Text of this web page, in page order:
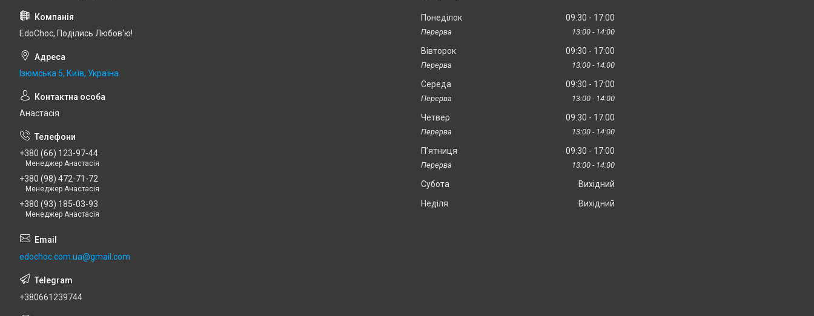
EdoСhoc, Поділись Любов'ю!
Ізюмська 5, Київ, Україна
Анастасія
+380 (66) 123-97-44
Менеджер Анастасія
+380 (98) 472-71-72
Менеджер Анастасія
+380 (93) 185-03-93
Менеджер Анастасія
edochoc.com.ua@gmail.com
+380661239744
Понеділок 09:30 17:00
13:00 14:00
Вівторок 09:30 17:00
13:00 14:00
Середа 09:30 17:00
13:00 14:00
Четвер 09:30 17:00
13:00 14:00
Пʼятниця 09:30 17:00
13:00 14:00
Субота
Вихідний
Неділя
Вихідний